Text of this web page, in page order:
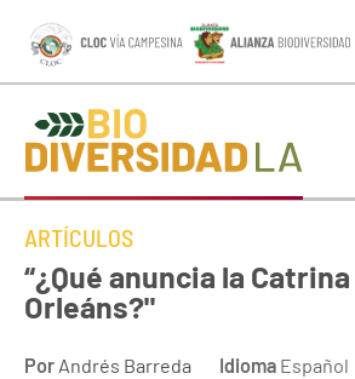
ARTÍCULOS
“¿Qué anuncia la
Orleáns?"
Por Andrés Barreda Idioma Español